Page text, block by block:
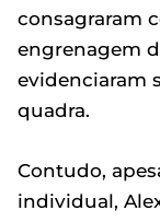
consagraram
engrenagem
evidenciaram
quadra.
Contudo,
individual,